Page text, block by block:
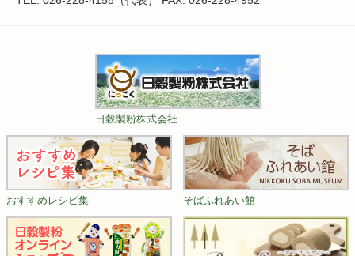
日穀製粉株式会社
おすすめレシピ集 そばふれあい館